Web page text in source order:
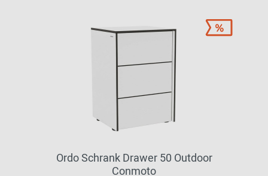
Ordo Schrank Drawer 50 Outdoor
Conmoto